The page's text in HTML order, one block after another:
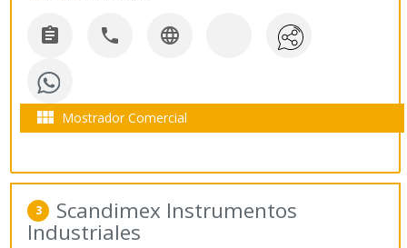
  
 Mostrador Comercial
3 Scandimex Instrumentos
Industriales